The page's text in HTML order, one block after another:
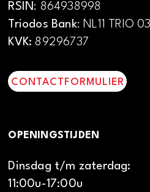
RSIN: 864938998
Triodos Bank: NL11 TRIO
KVK: 89296737
CONTACTFORMULIER
OPENINGSTIJDEN
Dinsdag t/m zaterdag:
11:00u-17:00u